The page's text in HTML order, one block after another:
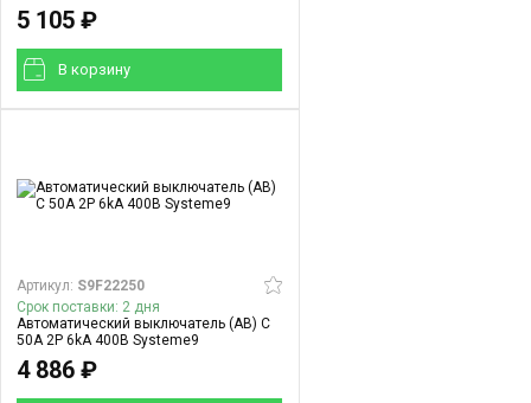
5 105 ₽
В корзинy
Артикул: S9F22250
Срок поставки: 2 дня
Автоматический выключатель (АВ) C
50A 2P 6kA 400В Systeme9
4 886 ₽